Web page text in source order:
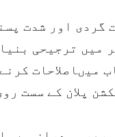
گردی اور شدت
میں ترجیحی
میںاصلاحات
پلان کے سست